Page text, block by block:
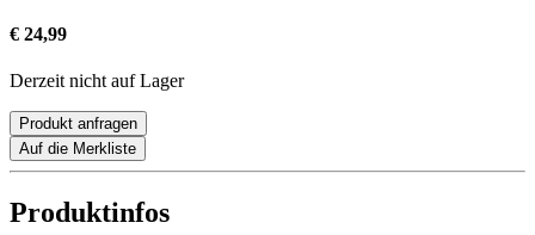
€ 24,99
Derzeit nicht auf Lager
Produkt anfragen
Auf die Merkliste
Produktinfos